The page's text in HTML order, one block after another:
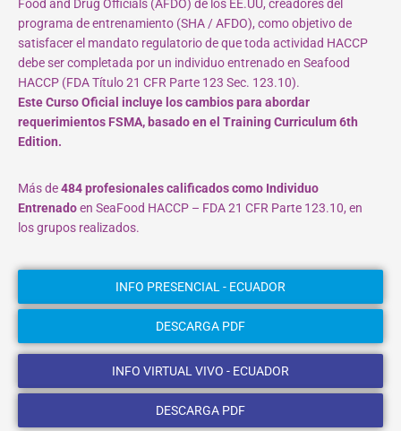
Food and Drug Officials (AFDO) de los EE.UU, creadores del
programa de entrenamiento (SHA / AFDO), como objetivo de
satisfacer el mandato regulatorio de que toda actividad HACCP
debe ser completada por un individuo entrenado en Seafood
HACCP (FDA Título 21 CFR Parte 123 Sec. 123.10).
Este Curso Oficial incluye los cambios para abordar
requerimientos FSMA, basado en el Training Curriculum 6th
Edition.
Más de484 profesionales calificados como Individuo
Entrenadoen SeaFood HACCP – FDA 21 CFR Parte 123.10, en
los grupos realizados.
INFO PRESENCIAL - ECUADOR
DESCARGA PDF
INFO VIRTUAL VIVO - ECUADOR
DESCARGA PDF